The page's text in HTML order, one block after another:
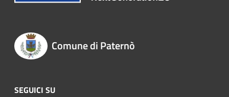
Comune di Paternò
SEGUICI SU